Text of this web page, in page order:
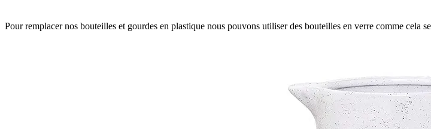
Pour remplacer nos bouteilles et gourdes en plastique nous pouvons utiliser des bouteilles en verre comme cela